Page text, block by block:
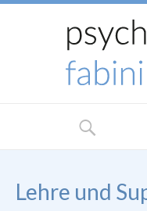
Lehre und